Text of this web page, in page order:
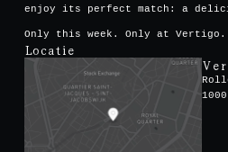
enjoy its perfect match: a
Only this week. Only at Vertigo.
Locatie